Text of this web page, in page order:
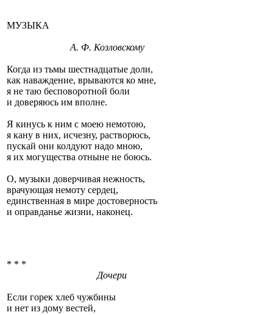
МУЗЫКА
А. Ф. Козловскому
Когда из тьмы шестнадцатые доли,
как наваждение, врываются ко мне,
я не таю бесповоротной боли
и доверяюсь им вполне.
Я кинусь к ним с моею немотою,
я кану в них, исчезну, растворюсь,
пускай они колдуют надо мною,
я их могущества отныне не боюсь.
О, музыки доверчивая нежность,
врачующая немоту сердец,
единственная в мире достоверность
и оправданье жизни, наконец.
* * *
Дочери
Если горек хлеб чужбины
и нет из дому вестей,